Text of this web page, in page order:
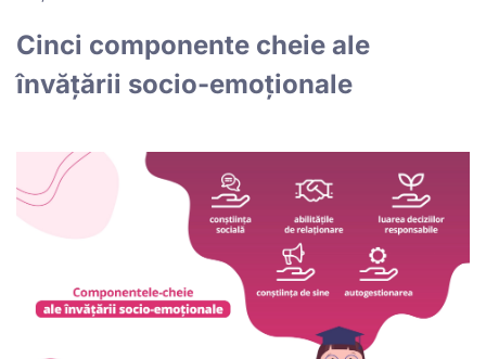
Cinci componente cheie ale
învățării socio-emoționale